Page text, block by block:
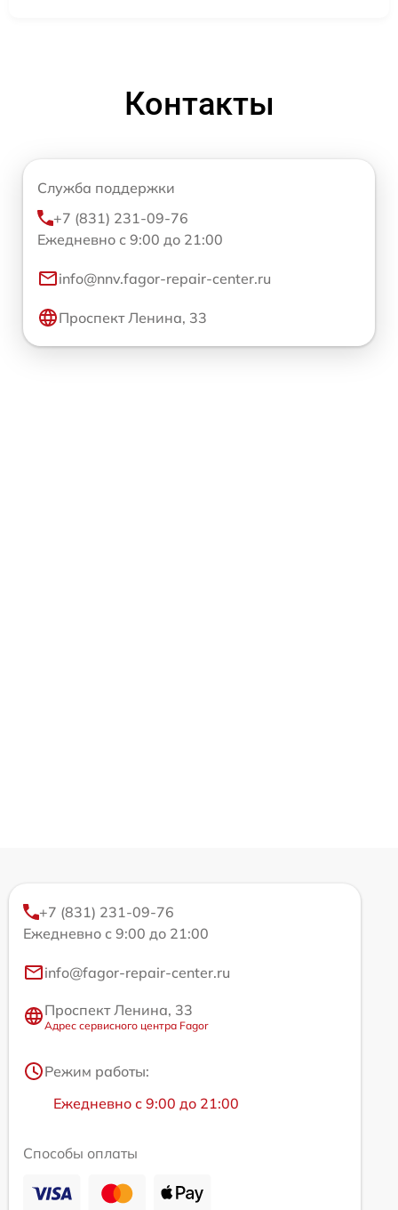
Контакты
Служба поддержки
+7 (831) 231-09-76
Ежедневно с 9:00 до 21:00
info@nnv.fagor-repair-center.ru
Проспект Ленина, 33
+7 (831) 231-09-76
Ежедневно с 9:00 до 21:00
info@fagor-repair-center.ru
Проспект Ленина, 33
Адрес сервисного центра Fagor
Режим работы:
Ежедневно с 9:00 до 21:00
Способы оплаты